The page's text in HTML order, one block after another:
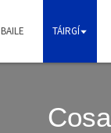
BAILE TÁIRGÍ